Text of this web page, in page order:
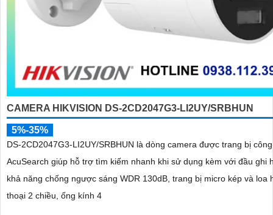
CAMERA HIKVISION DS-2CD2047G3-LI2UY/SRBHUN
5%-35%
DS-2CD2047G3-LI2UY/SRBHUN là dòng camera được trang bị
AcuSearch giúp hỗ trợ tìm kiếm nhanh khi sử dụng kèm với đầu ghi
khả năng chống ngược sáng WDR 130dB, trang bị micro kép và loa
thoại 2 chiều, ống kính 4